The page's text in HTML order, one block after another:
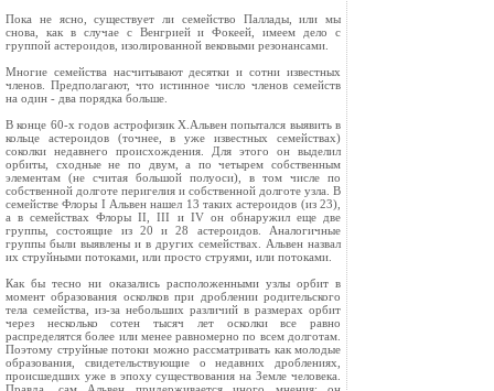
Пока не ясно, существует ли семейство Паллады, или мы
снова, как в случае с Венгрией и Фокеей, имеем дело с
группой астероидов, изолированной вековыми резонансами.
Многие семейства насчитывают десятки и сотни известных
членов. Предполагают, что истинное число членов семейств
на один - два порядка больше.
В конце 60-х годов астрофизик Х.Альвен попытался выявить в
кольце астероидов (точнее, в уже известных семействах)
соколки недавнего происхождения. Для этого он выделил
орбиты, сходные не по двум, а по четырем собственным
элементам (не считая большой полуоси), в том числе по
собственной долготе перигелия и собственной долготе узла. В
семействе Флоры I Альвен нашел 13 таких астероидов (из 23),
а в семействах Флоры II, III и IV он обнаружил еще две
группы, состоящие из 20 и 28 астероидов. Аналогичные
группы были выявлены и в других семействах. Альвен назвал
их струйными потоками, или просто струями, или потоками.
Как бы тесно ни оказались расположенными узлы орбит в
момент образования осколков при дроблении родительского
тела семейства, из-за небольших различий в размерах орбит
через несколько сотен тысяч лет осколки все равно
распределятся более или менее равномерно по всем долготам.
Поэтому струйные потоки можно рассматривать как молодые
образования, свидетельствующие о недавних дроблениях,
происшедших уже в эпоху существования на Земле человека.